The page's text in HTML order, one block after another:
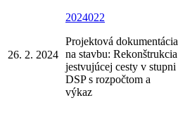
26. 2. 2024
2024022
Projektová dokumentácia
na stavbu: Rekonštrukcia
jestvujúcej cesty v stupni
DSP s rozpočtom a
výkaz